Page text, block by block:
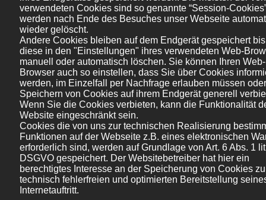
verwendeten Cookies sind so genannte “Session-
werden nach Ende des Besuches unser Webseite
wieder gelöscht.
Andere Cookies bleiben auf dem Endgerät gespeichert
diese in den "Einstellungen" ihres verwendeten Web-
manuell oder automatisch löschen. Sie können Ihren Web-
Browser auch so einstellen, dass Sie über Cookies
werden, im Einzelfall per Nachfrage erlauben müssen
Speichern von Cookies auf ihrem Endgerät generell
Wenn Sie die Cookies verbieten, kann die Funktionalität
Website eingeschränkt sein.
Cookies die von uns zur technischen Realisierung
Funktionen auf der Webseite z.B. eines elektronischen
erforderlich sind, werden auf Grundlage von Art. 6 Abs. 1
DSGVO gespeichert. Der Websitebetreiber hat hier ein
berechtigtes Interesse an der Speicherung von Cookies
technisch fehlerfreien und optimierten Bereitstellung
Internetauftritt.